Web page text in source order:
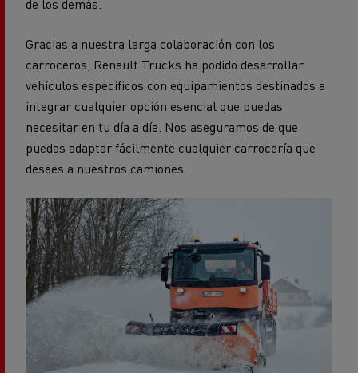
Gracias a nuestra larga colaboración con los
vehículos específicos con equipamientos destinados a
integrar cualquier opción esencial que puedas
necesitar en tu día a día. Nos aseguramos de que
puedas adaptar fácilmente cualquier carrocería que
desees a nuestros camiones.